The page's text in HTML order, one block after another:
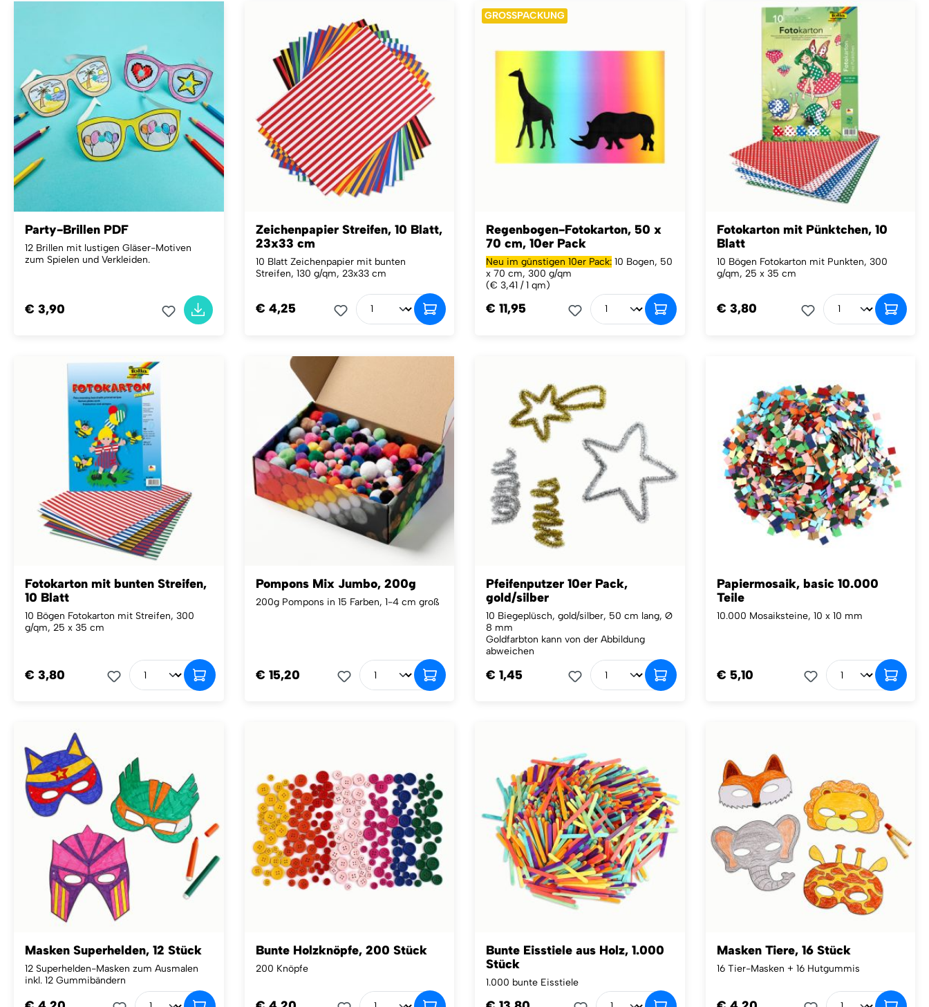
Party-Brillen PDF
12 Brillen mit lustigen Gläser-Motiven
zum Spielen und Verkleiden.
€ 3,90
Zeichenpapier Streifen, 10 Blatt,
23x33 cm
10 Blatt Zeichenpapier mit bunten
Streifen, 130 g/qm, 23x33 cm
€ 4,25
GROSSPACKUNG
Regenbogen-Fotokarton, 50 x
70 cm, 10er Pack
Neu im günstigen 10er Pack: 10 Bogen, 50
x 70 cm, 300 g/qm
(€ 3,41 / 1 qm)
€ 11,95
Fotokarton mit Pünktchen, 10
Blatt
10 Bögen Fotokarton mit Punkten, 300
g/qm, 25 x 35 cm
€ 3,80
Fotokarton mit bunten Streifen,
10 Blatt
10 Bögen Fotokarton mit Streifen, 300
g/qm, 25 x 35 cm
€ 3,80
Pompons Mix Jumbo, 200g
200g Pompons in 15 Farben, 1-4 cm groß
€ 15,20
Pfeifenputzer 10er Pack,
gold/silber
10 Biegeplüsch, gold/silber, 50 cm lang, Ø
8 mm
Goldfarbton kann von der Abbildung
abweichen
€ 1,45
Papiermosaik, basic 10.000
Teile
10.000 Mosaiksteine, 10 x 10 mm
€ 5,10
Masken Superhelden, 12 Stück
12 Superhelden-Masken zum Ausmalen
inkl. 12 Gummibändern
Bunte Holzknöpfe, 200 Stück
200 Knöpfe
Bunte Eisstiele aus Holz, 1.000
Stück
1.000 bunte Eisstiele
Masken Tiere, 16 Stück
16 Tier-Masken + 16 Hutgummis